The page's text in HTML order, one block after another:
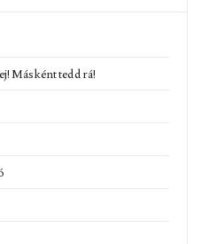
Másként tedd rá!